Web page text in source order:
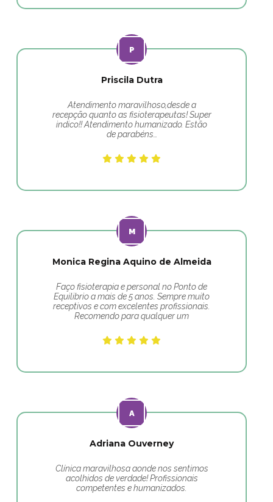
Priscila Dutra
Atendimento maravilhoso,desde a
recepção quanto as fisioterapeutas! Super
indico!! Atendimento humanizado. Estão
de parabéns…
Monica Regina Aquino de Almeida
Faço fisioterapia e personal no Ponto de
Equilibrio a mais de 5 anos. Sempre muito
receptivos e com excelentes profissionais.
Recomendo para qualquer um
Adriana Ouverney
Clínica maravilhosa aonde nos sentimos
acolhidos de verdade! Profissionais
competentes e humanizados.